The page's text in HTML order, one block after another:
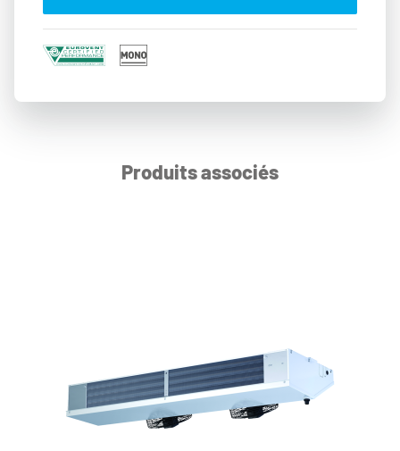
Produits associés